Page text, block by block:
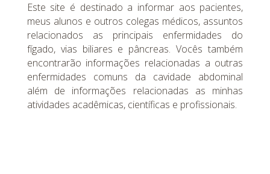
Este site é destinado a informar aos pacientes,
meus alunos e outros colegas médicos, assuntos
relacionados as principais enfermidades do
fígado, vias biliares e pâncreas. Vocês também
encontrarão informações relacionadas a outras
enfermidades comuns da cavidade abdominal
além de informações relacionadas as minhas
atividades acadêmicas, científicas e profissionais.